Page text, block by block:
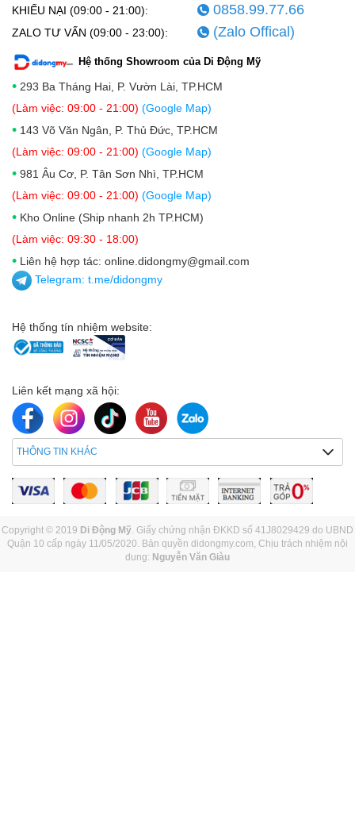
KHIẾU NẠI (09:00 - 21:00): 0858.99.77.66
ZALO TƯ VẤN (09:00 - 23:00): (Zalo Offical)
Hệ thống Showroom của Di Động Mỹ
• 293 Ba Tháng Hai, P. Vườn Lài, TP.HCM
(Làm việc: 09:00 - 21:00) (Google Map)
• 143 Võ Văn Ngân, P. Thủ Đức, TP.HCM
(Làm việc: 09:00 - 21:00) (Google Map)
• 981 Âu Cơ, P. Tân Sơn Nhì, TP.HCM
(Làm việc: 09:00 - 21:00) (Google Map)
• Kho Online (Ship nhanh 2h TP.HCM)
(Làm việc: 09:30 - 18:00)
• Liên hệ hợp tác: online.didongmy@gmail.com
Telegram: t.me/didongmy
Hệ thống tín nhiệm website:
Liên kết mạng xã hội:
THÔNG TIN KHÁC
Copyright © 2019 Di Động Mỹ . Giấy chứng nhận ĐKKD số 41J8029429 do UBND
Quận 10 cấp ngày 11/05/2020. Bản quyền didongmy.com, Chịu trách nhiệm nội
dung: Nguyễn Văn Giàu